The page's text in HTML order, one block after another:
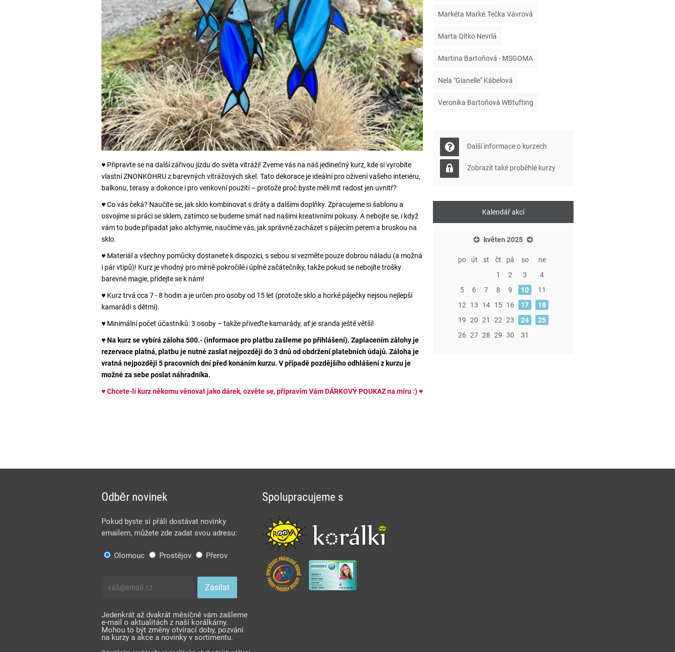
♥ Připravte se na další zářivou jízdu do světa vitráží! Zveme vás na náš jedinečný kurz, kde si vyrobíte
vlastní ZNONKOHRU z barevných vitrážových skel. Tato dekorace je ideální pro oživení vašeho interiéru,
balkonu, terasy a dokonce i pro venkovní použití – protože proč byste měli mít radost jen uvnitř?
♥ Co vás čeká? Naučíte se, jak sklo kombinovat s dráty a dalšími doplňky. Zpracujeme si šablonu a
osvojíme si práci se sklem, zatímco se budeme smát nad našimi kreativními pokusy. A nebojte se, i když
vám to bude připadat jako alchymie, naučíme vás, jak správně zacházet s pájecím perem a bruskou na
sklo.
♥ Materiál a všechny pomůcky dostanete k dispozici, s sebou si vezměte pouze dobrou náladu (a možná
i pár vtipů)! Kurz je vhodný pro mírně pokročilé i úplné začátečníky, takže pokud se nebojíte trošky
barevné magie, přidejte se k nám!
♥ Kurz trvá cca 7 - 8 hodin a je určen pro osoby od 15 let (protože sklo a horké páječky nejsou nejlepší
kamarádi s dětmi).
♥ Minimální počet účastníků: 3 osoby – takže přiveďte kamarády, ať je sranda ještě větší!
♥Na kurz se vybírá záloha 500.- (informace pro platbu zašleme po přihlášení). Zaplacením zálohy je
rezervace platná, platbu je nutné zaslat nejpozději do 3 dnů od obdržení platebních údajů. Záloha je
vratná nejpozději 5 pracovních dní před konáním kurzu. V případě pozdějšího odhlášení z kurzu je
možné za sebe poslat náhradníka.
♥Chcete-li kurz někomu věnovat jako dárek, ozvěte se, připravím Vám DÁRKOVÝ POUKAZ na míru :)♥
Markéta Marké.Tečka Vávrová
Marta Qítko Nevrlá
Martina Bartoňová - MSGOMA
Nela "Gianelle" Kábelová
Veronika Bartoňová WBtufting
Další informace o kurzech
Zobrazit také proběhlé kurzy
Kalendář akcí
květen 2025
po út st čt pá so
ne
1
2 3
4
5
6 7 8 9 10
11
12
13 14 15 16 17
18
19 20 21 22 23 24
25
26 27 28 29 30 31
Odběr novinek
Pokud byste si přáli dostávat novinky
emailem, můžete zde zadat svou adresu:
Olomouc Prostějov Přerov
Jedenkrát až dvakrát měsíčně vám zašleme
e-mail o aktualitách z naší korálkárny.
Mohou to být změny otvírací doby, pozvání
na kurzy a akce a novinky v sortimentu.
Spolupracujeme s